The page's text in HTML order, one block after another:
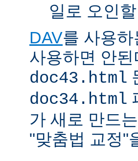
일로 오인
DAV를 사용
사용하면 안
doc43.html
doc34.html
가 새로 만드
"맞춤법 교정"